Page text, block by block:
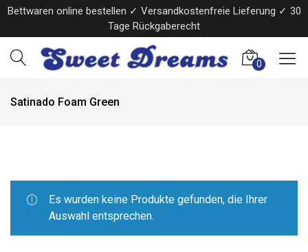
Bettwaren online bestellen ✓ Versandkostenfreie Lieferung ✓ 30
Tage Rückgaberecht
0
Satinado Foam Green
Es wurden keine Produkte gefunden, die Ihrer
Auswahl entsprechen.